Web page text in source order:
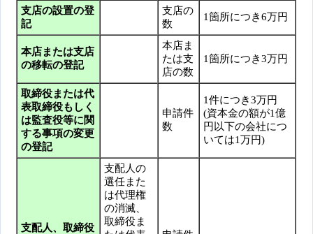
支店の設置の登
記
支店の
数
1箇所につき6万円
本店または支店
の移転の登記
本店ま
たは支
店の数
1箇所につき3万円
取締役または代
表取締役もしく
は監査役等に関
する事項の変更
の登記
申請件
数
1件につき3万円
(資本金の額が1億
円以下の会社につ
いては1万円)
支配人、取締役
支配人の
選任また
は代理権
の消滅、
取締役ま